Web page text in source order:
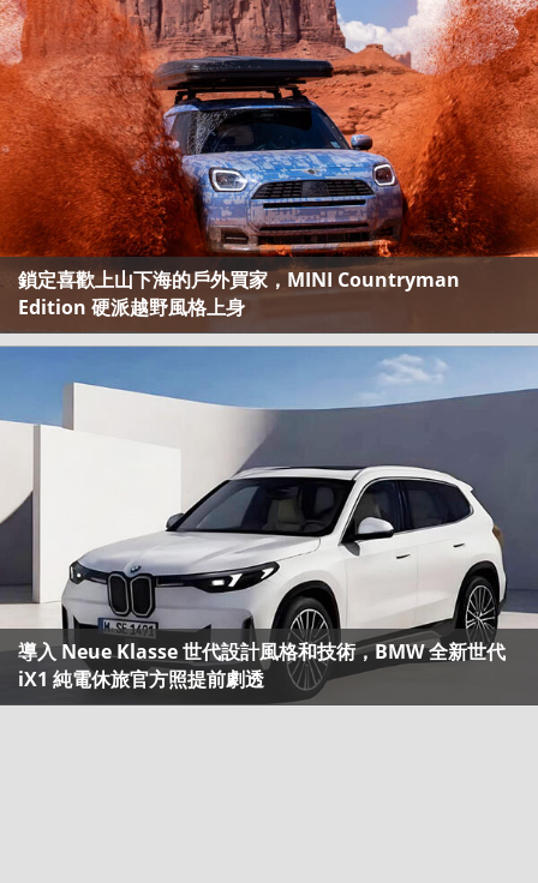
鎖定喜歡上山下海的戶外買家，MINI Countryman
Edition 硬派越野風格上身
導入 Neue Klasse 世代設計風格和技術，BMW 全新世代
iX1 純電休旅官方照提前劇透